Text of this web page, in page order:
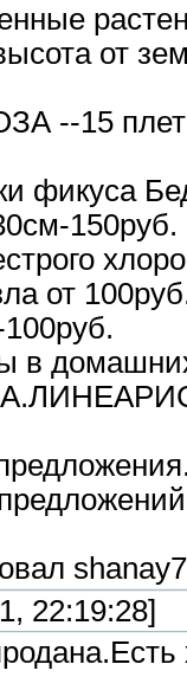
от
--15
фикуса
150руб.
от
в
22:19:28]